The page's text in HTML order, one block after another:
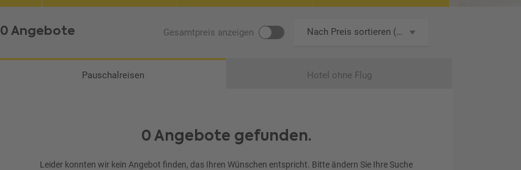
0 Angebote Gesamtpreis anzeigen Nach Preis sortieren (aufsteigend)
Pauschalreisen Hotel ohne Flug
0 Angebote gefunden.
Leider konnten wir kein Angebot finden, das Ihren Wünschen entspricht. Bitte ändern Sie Ihre Suche